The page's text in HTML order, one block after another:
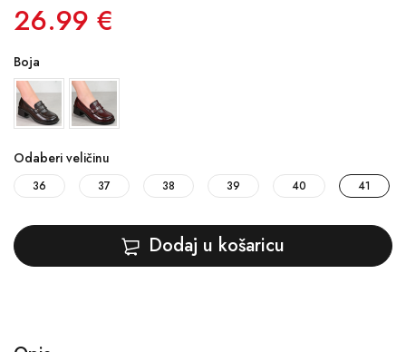
26.99 €
Boja
Odaberi veličinu
36 37 38 39 40 41
Dodaj u košaricu